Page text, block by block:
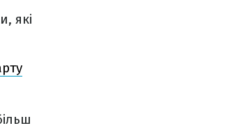
які